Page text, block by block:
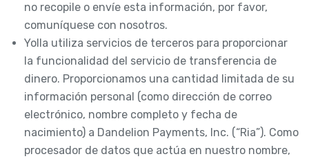
no recopile o envíe esta información, por favor,
comuníquese con nosotros.
Yolla utiliza servicios de terceros para proporcionar
la funcionalidad del servicio de transferencia de
dinero. Proporcionamos una cantidad limitada de su
información personal (como dirección de correo
electrónico, nombre completo y fecha de
nacimiento) a Dandelion Payments, Inc. (“Ria”). Como
procesador de datos que actúa en nuestro nombre,